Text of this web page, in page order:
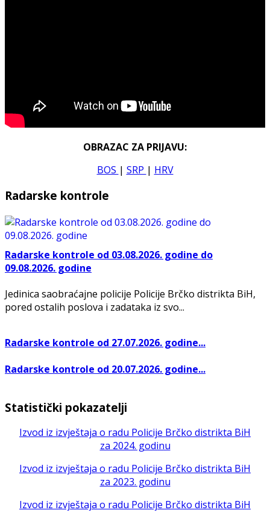
OBRAZAC ZA PRIJAVU:
BOS | SRP | HRV
Radarske kontrole
Radarske kontrole od 03.08.2026. godine do
09.08.2026. godine
Jedinica saobraćajne policije Policije Brčko distrikta BiH,
pored ostalih poslova i zadataka iz svo...
Radarske kontrole od 27.07.2026. godine...
Radarske kontrole od 20.07.2026. godine...
Statistički pokazatelji
Izvod iz izvještaja o radu Policije Brčko distrikta BiH
za 2024. godinu
Izvod iz izvještaja o radu Policije Brčko distrikta BiH
za 2023. godinu
Izvod iz izvještaja o radu Policije Brčko distrikta BiH